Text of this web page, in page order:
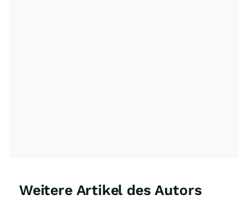
Weitere Artikel des Autors